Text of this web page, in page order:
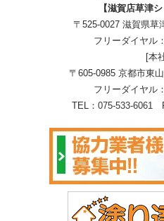
【滋賀店草津
〒525-0027 滋賀県草
フリーダイヤル：
[本
〒605-0985 京都市東
フリーダイヤル：
TEL： 075-533-6061